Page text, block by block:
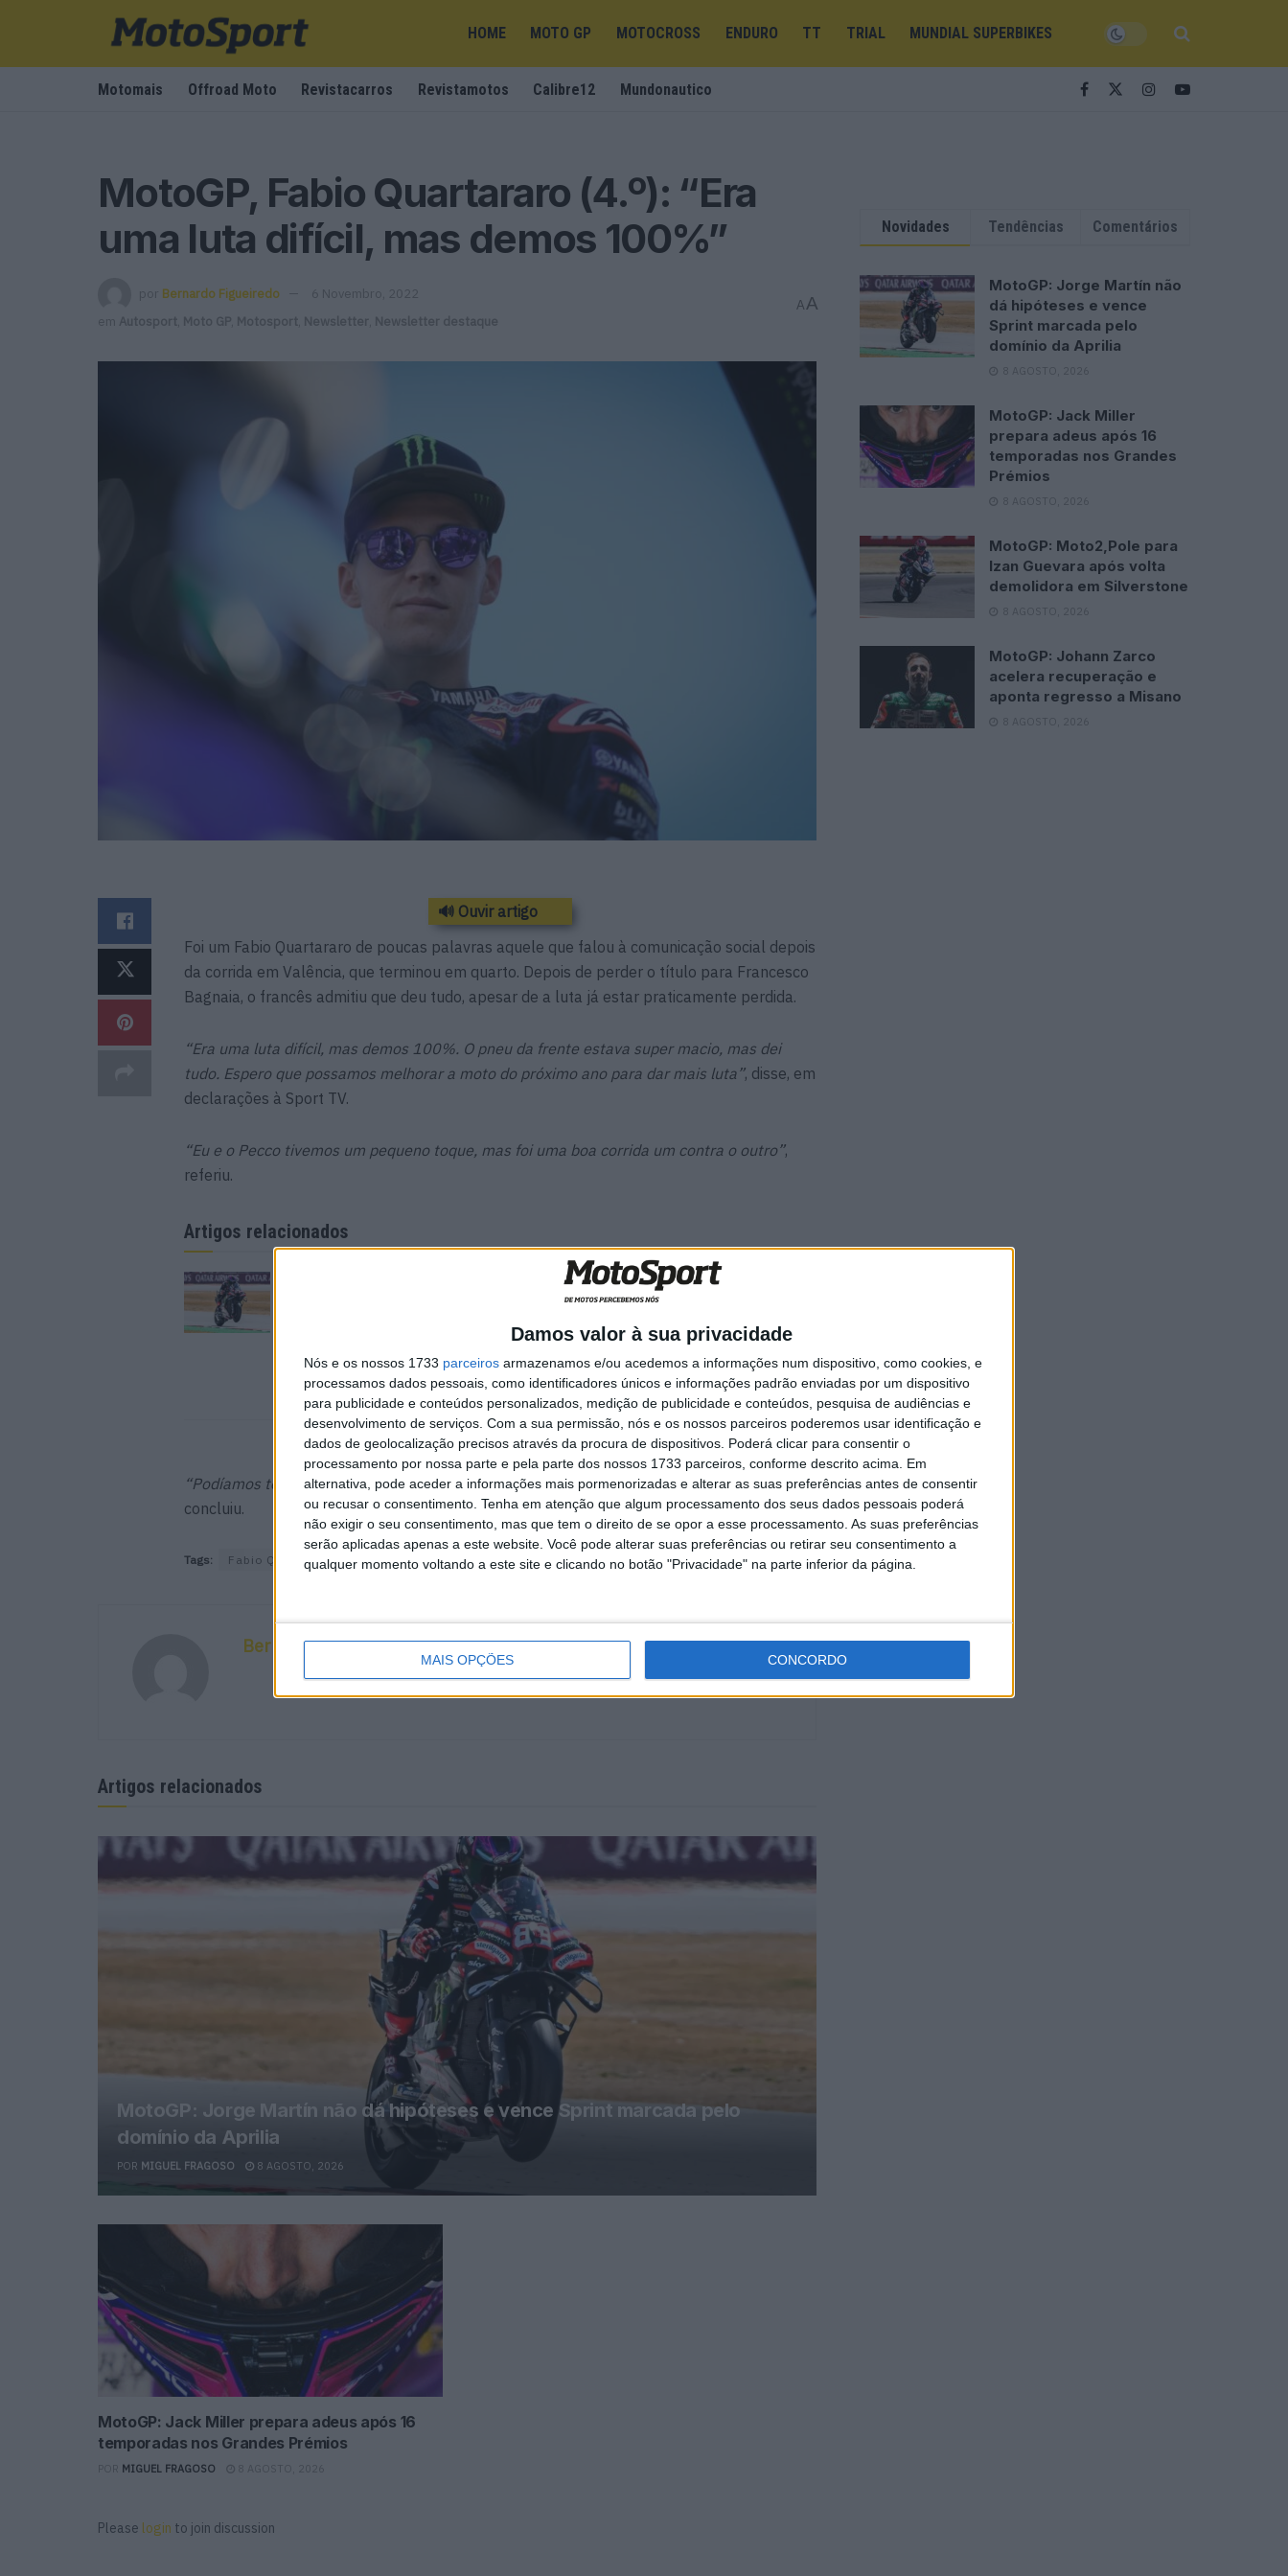
Damos valor à sua privacidade
Nós e os nossos 1733 parceiros armazenamos e/ou acedemos a informações num dispositivo, como cookies, e
processamos dados pessoais, como identificadores únicos e informações padrão enviadas por um dispositivo
para publicidade e conteúdos personalizados, medição de publicidade e conteúdos, pesquisa de audiências e
desenvolvimento de serviços. Com a sua permissão, nós e os nossos parceiros poderemos usar identificação e
dados de geolocalização precisos através da procura de dispositivos. Poderá clicar para consentir o
processamento por nossa parte e pela parte dos nossos 1733 parceiros, conforme descrito acima. Em
alternativa, pode aceder a informações mais pormenorizadas e alterar as suas preferências antes de consentir
ou recusar o consentimento. Tenha em atenção que algum processamento dos seus dados pessoais poderá
não exigir o seu consentimento, mas que tem o direito de se opor a esse processamento. As suas preferências
serão aplicadas apenas a este website. Você pode alterar suas preferências ou retirar seu consentimento a
qualquer momento voltando a este site e clicando no botão "Privacidade" na parte inferior da página.
MAIS OPÇÕES CONCORDO
HOME MOTO GP MOTOCROSS ENDURO TT TRIAL MUNDIAL SUPERBIKES
Motomais Offroad Moto Revistacarros Revistamotos Calibre12 Mundonautico
MotoGP, Fabio Quartararo (4.º): “Era
uma luta difícil, mas demos 100%”
por Bernardo Figueiredo
6 Novembro, 2022
em
Autosport Moto GP Motosport Newsletter Newsletter destaque
AA
🔊 Ouvir artigo
Foi um Fabio Quartararo de poucas palavras aquele que falou à comunicação social depois
da corrida em Valência, que terminou em quarto. Depois de perder o título para Francesco
Bagnaia, o francês admitiu que deu tudo, apesar de a luta já estar praticamente perdida.
“Era uma luta difícil, mas demos 100%. O pneu da frente estava super macio, mas dei
tudo. Espero que possamos melhorar a moto do próximo ano para dar mais luta”, disse, em
declarações à Sport TV.
“Eu e o Pecco tivemos um pequeno toque, mas foi uma boa corrida um contra o outro”,
referiu.
Artigos relacionados
8 AGOSTO, 2026
MotoGP: Jack Miller prepara
adeus após 16 temporadas
8 AGOSTO, 2026
“Podíamos ter feito algo melhor, mas é o que é, e vamos dar o melhor no próximo ano” ,
concluiu.
Tags: Fabio Quartararo GP Valência 2022 MotoGP MotoGP 2022 Yamaha
Bernardo Figueiredo
Artigos relacionados
MotoGP: Jorge Martín não dá hipóteses e vence Sprint marcada pelo
domínio da Aprilia
POR MIGUEL FRAGOSO 8 AGOSTO, 2026
MotoGP: Jack Miller prepara adeus após 16
temporadas nos Grandes Prémios
MIGUEL FRAGOSO 8 AGOSTO, 2026
Please login to join discussion
Novidades Tendências Comentários
MotoGP: Jorge Martín não
dá hipóteses e vence
Sprint marcada pelo
domínio da Aprilia
8 AGOSTO, 2026
MotoGP: Jack Miller
prepara adeus após 16
temporadas nos Grandes
Prémios
8 AGOSTO, 2026
MotoGP: Moto2,Pole para
Izan Guevara após volta
demolidora em Silverstone
8 AGOSTO, 2026
MotoGP: Johann Zarco
acelera recuperação e
aponta regresso a Misano
8 AGOSTO, 2026